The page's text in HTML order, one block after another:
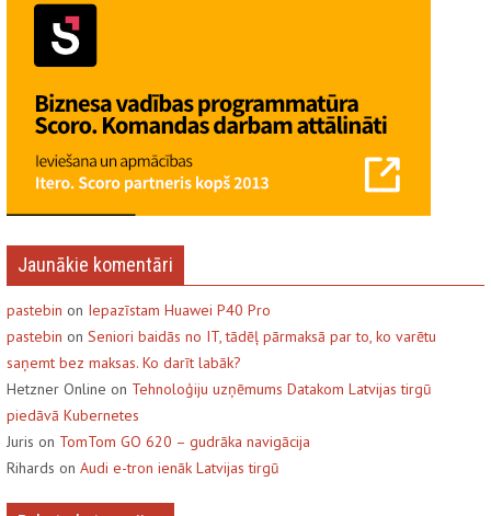
Jaunākie komentāri
pastebin on Iepazīstam Huawei P40 Pro
pastebin on Seniori baidās no IT, tādēļ pārmaksā par to, ko varētu
saņemt bez maksas. Ko darīt labāk?
Hetzner Online on Tehnoloģiju uzņēmums Datakom Latvijas tirgū
piedāvā Kubernetes
Juris on TomTom GO 620 – gudrāka navigācija
Rihards on Audi e-tron ienāk Latvijas tirgū